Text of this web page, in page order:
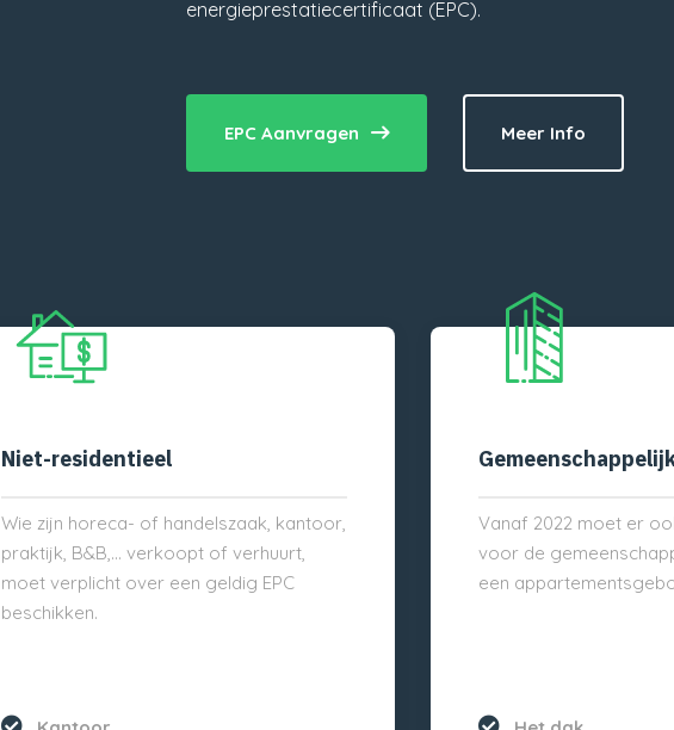
energieprestatiecertificaat (EPC).
EPC Aanvragen Meer Info
Niet-residentieel
Wie zijn horeca- of handelszaak, kantoor,
praktijk, B&B,… verkoopt of verhuurt,
moet verplicht over een geldig EPC
beschikken.
Vanaf 2022 moet er
voor de
een